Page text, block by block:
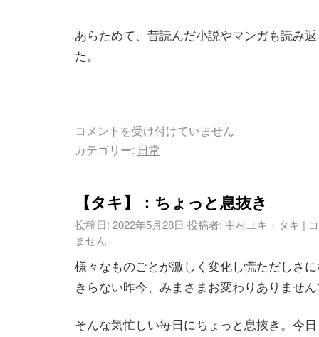
あらためて、昔読んだ小説やマンガも読み
た。
コメントを受け付けていません
カテゴリー: 日常
【タキ】：ちょっと息抜き
投稿日: 2022年5月28日 投稿者: 中村ユキ・タキ |
ません
様々なものごとが激しく変化し慌ただしさ
きらない昨今、みまさまお変わりありませ
そんな気忙しい毎日にちょっと息抜き。今